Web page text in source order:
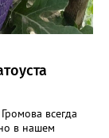
всегда
в нашем